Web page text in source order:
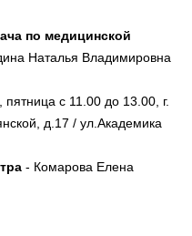
по медицинской
Наталья Владимировна
с 11.00 до 13.00, г.
д.17 / ул.Академика
- Комарова Елена